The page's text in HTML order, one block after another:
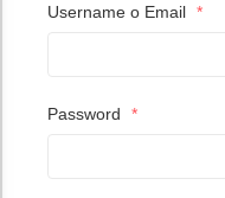
Username o Email *
Password *